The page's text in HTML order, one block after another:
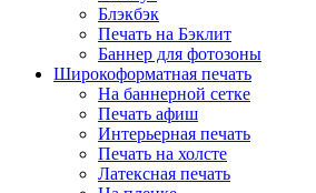
Блэкбэк
Печать на Бэклит
Баннер для фотозоны
Широкоформатная печать
На баннерной сетке
Печать афиш
Интерьерная печать
Печать на холсте
Латексная печать